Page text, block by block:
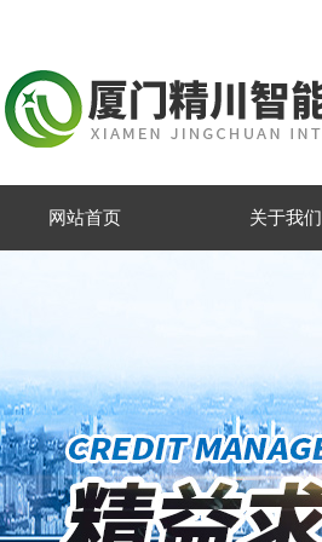
网站首页 关于我们